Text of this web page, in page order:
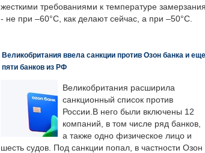
жесткими требованиями к температуре замерзания
- не при –60°C, как делают сейчас, а при –50°C.
Великобритания ввела санкции против Озон банка и еще
пяти банков из РФ
Великобритания расширила
санкционный список против
России.В него были включены 12
компаний, в том числе ряд банков,
а также одно физическое лицо и
шесть судов. Под санкции попал, в частности Озон